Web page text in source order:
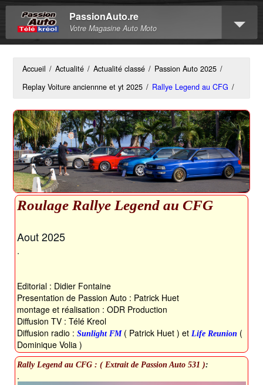
PassionAuto.re
Votre Magasine Auto Moto
Accueil / Actualité / Actualité classé / Passion Auto 2025 /
Replay Voiture anciennne et yt 2025 / Rallye Legend au CFG /
Roulage Rallye Legend au CFG
Aout 2025
.
Editorial : Didier Fontaine
Presentation de Passion Auto : Patrick Huet
montage et réalisation : ODR Production
Diffusion TV : Télé Kreol
Diffusion radio :Sunlight FM( Patrick Huet ) et Life Reunion (
Dominique Volia )
Rally Legend au CFG : ( Extrait de Passion Auto 531 ):
.